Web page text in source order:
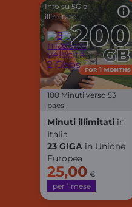
Info su 5G e
illimitato
100 Minuti verso 53
paesi
Minuti illimitati in
Italia
23 GIGA in Unione
Europea
25,00 €
per 1 mese